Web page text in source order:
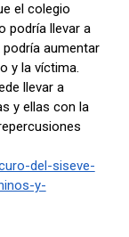
el colegio
podría llevar a
aumentar
y la víctima.
llevar a
y ellas con la
del-siseve-
y-